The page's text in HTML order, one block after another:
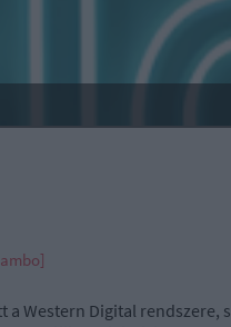
a Western Digital rendszere,